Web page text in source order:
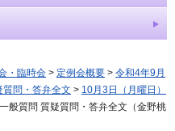
・臨時会 > 定例会概要 > 令和4年9月
問・答弁全文 > 10月3日（月曜日）
般質問 質疑質問・答弁全文（金野桃